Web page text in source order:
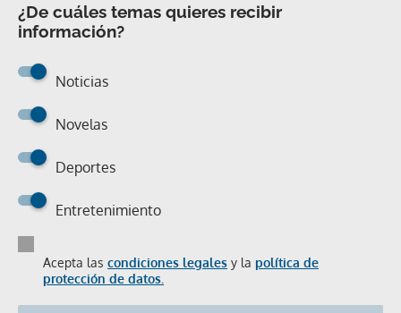
¿De cuáles temas quieres recibir
información?
Noticias
Novelas
Deportes
Entretenimiento
Acepta las condiciones legales y la política de
protección de datos.